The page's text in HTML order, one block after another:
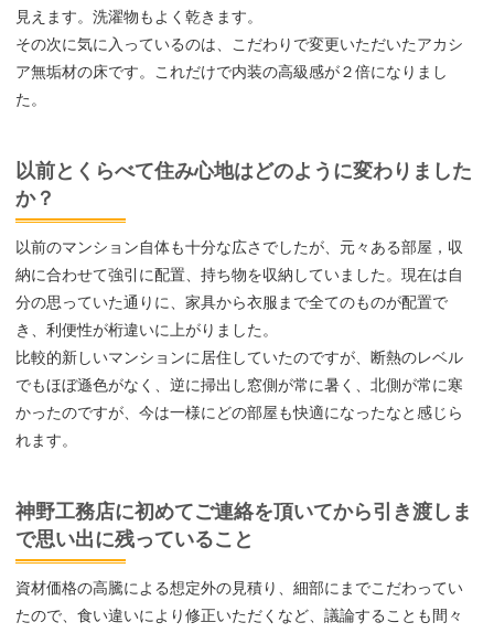
見えます。洗濯物もよく乾きます。
その次に気に入っているのは、こだわりで変更いただいたアカシ
ア無垢材の床です。これだけで内装の高級感が２倍になりまし
た。
以前とくらべて住み心地はどのように変わりました
か？
以前のマンション自体も十分な広さでしたが、元々ある部屋，収
納に合わせて強引に配置、持ち物を収納していました。現在は自
分の思っていた通りに、家具から衣服まで全てのものが配置で
き、利便性が桁違いに上がりました。
比較的新しいマンションに居住していたのですが、断熱のレベル
でもほぼ遜色がなく、逆に掃出し窓側が常に暑く、北側が常に寒
かったのですが、今は一様にどの部屋も快適になったなと感じら
れます。
神野工務店に初めてご連絡を頂いてから引き渡しま
で思い出に残っていること
資材価格の高騰による想定外の見積り、細部にまでこだわってい
たので、食い違いにより修正いただくなど、議論することも間々